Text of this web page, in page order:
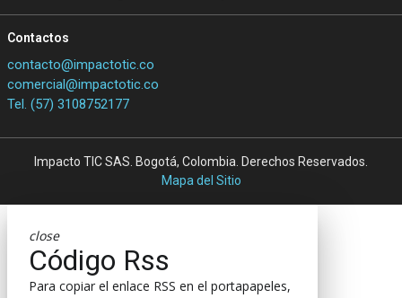
Contactos
contacto@impactotic.co
comercial@impactotic.co
Tel. (57) 3108752177
Impacto TIC SAS. Bogotá, Colombia. Derechos Reservados.
Mapa del Sitio
close
Código Rss
Para copiar el enlace RSS en el portapapeles,